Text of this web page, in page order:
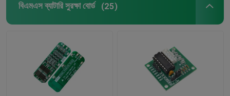
এম্প্লিফায়ার বোর্ড মডিউল
পাওয়ার সাপ্লাই মডিউল
ব্লুটুথ অডিও মডিউল
বিএমএস ব্যাটারি সুরক্ষা বোর্ড (25)